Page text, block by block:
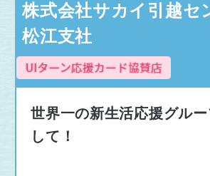
株式会社サカイ引越
松江支社
世界一の新生活応援グル
して！